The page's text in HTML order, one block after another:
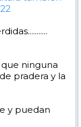
ninguna
pradera y la
y puedan